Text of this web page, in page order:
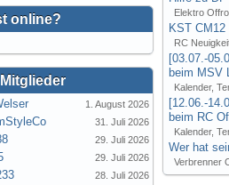
online?
1. August 2026
31. Juli 2026
29. Juli 2026
29. Juli 2026
28. Juli 2026
Elektro
KST
RC
[03.07.-
beim MSV
Kalender,
[12.06.-
beim RC
Kalender,
Wer hat
Verbrenner